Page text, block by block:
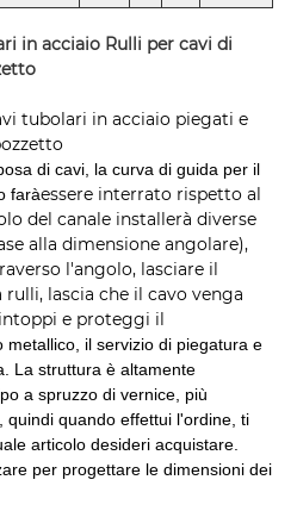
in acciaio Rulli per cavi di
tubolari in acciaio piegati e
di cavi, la curva di guida per il
faràessere interrato rispetto al
del canale installerà diverse
alla dimensione angolare),
l'angolo, lasciare il
lascia che il cavo venga
e proteggi il
metallico, il servizio di piegatura e
La struttura è altamente
a spruzzo di vernice, più
quindi quando effettui l'ordine, ti
articolo desideri acquistare.
per progettare le dimensioni dei